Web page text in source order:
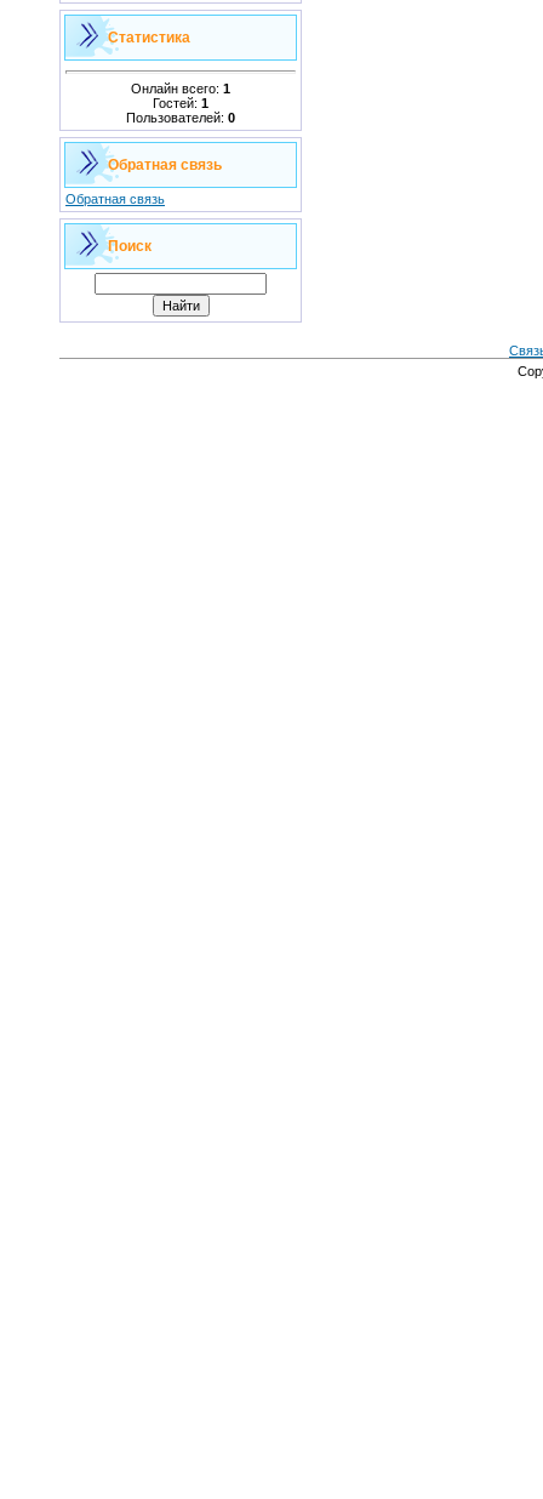
Статистика
Онлайн всего: 1
Гостей: 1
Пользователей: 0
Обратная связь
Обратная связь
Поиск